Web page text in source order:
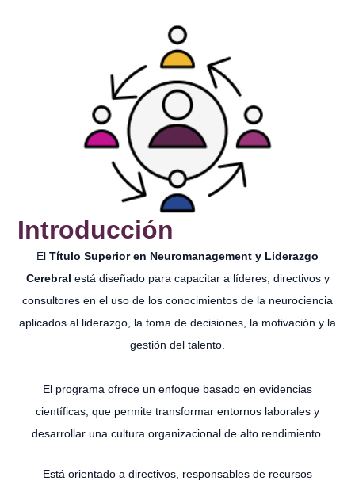
Introducción
El Título Superior en Neuromanagement y Liderazgo
Cerebral está diseñado para capacitar a líderes, directivos y
consultores en el uso de los conocimientos de la neurociencia
aplicados al liderazgo, la toma de decisiones, la motivación y la
gestión del talento.
El programa ofrece un enfoque basado en evidencias
científicas, que permite transformar entornos laborales y
desarrollar una cultura organizacional de alto rendimiento.
Está orientado a directivos, responsables de recursos